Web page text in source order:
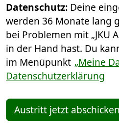
Datenschutz: Deine
werden 36 Monate lang
bei Problemen mit „JKU
in der Hand hast. Du
im Menüpunkt „Meine
Datenschutzerklärung
Austritt jetzt abschicken